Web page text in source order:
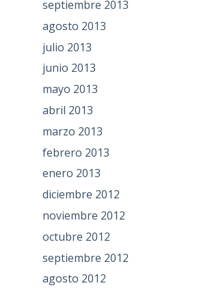
septiembre 2013
agosto 2013
julio 2013
junio 2013
mayo 2013
abril 2013
marzo 2013
febrero 2013
enero 2013
diciembre 2012
noviembre 2012
octubre 2012
septiembre 2012
agosto 2012